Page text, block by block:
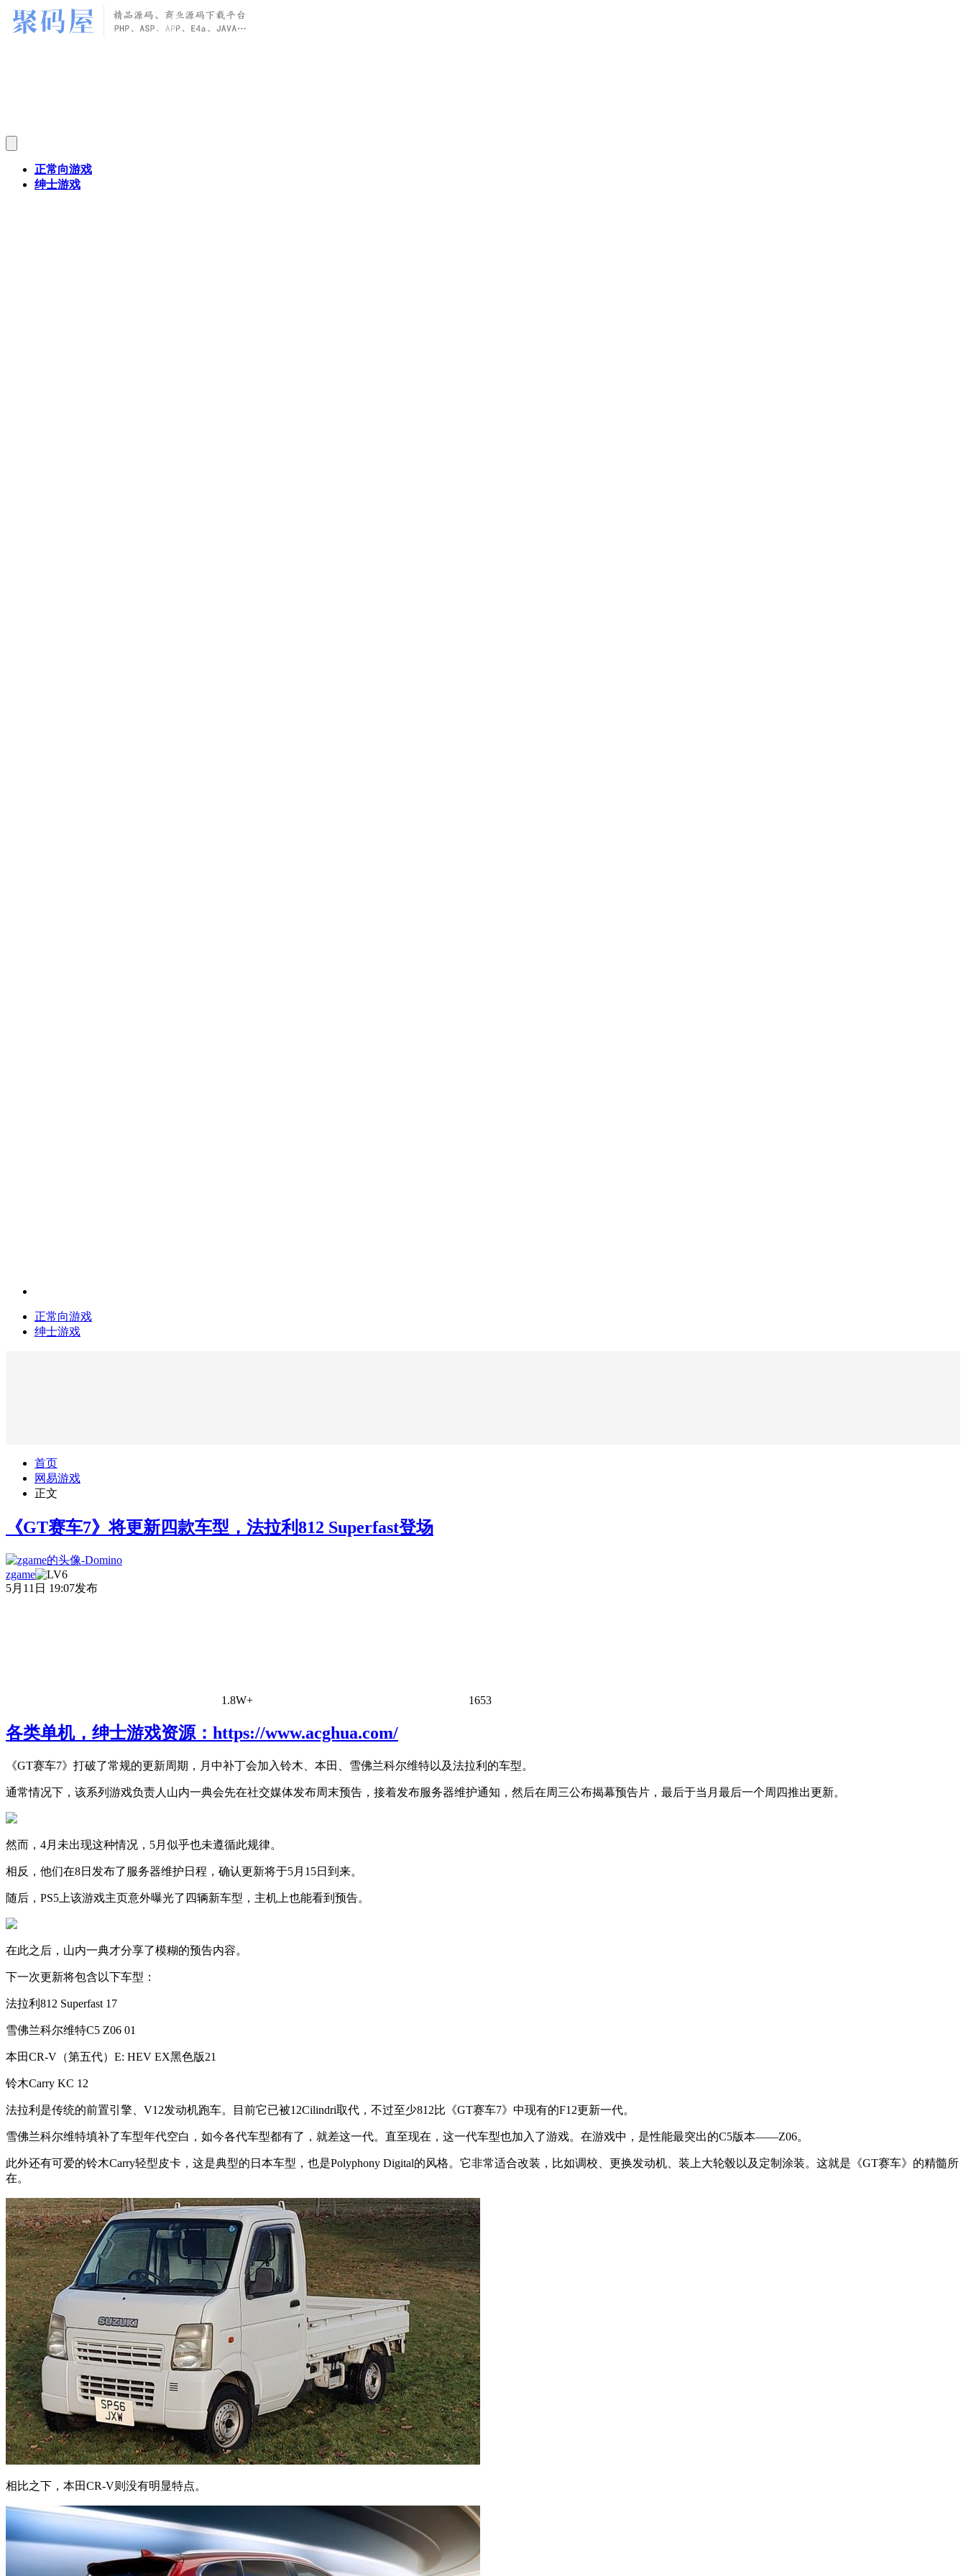
正常向游戏
绅士游戏
正常向游戏
绅士游戏
首页
网易游戏
正文
《GT赛车7》将更新四款车型，法拉利812 Superfast登场
zgame
5月11日 19:07发布
1.8W+ 1653
各类单机，绅士游戏资源：https://www.acghua.com/
《GT赛车7》打破了常规的更新周期，月中补丁会加入铃木、本田、雪佛兰科尔维特以及法拉利的车型。
通常情况下，该系列游戏负责人山内一典会先在社交媒体发布周末预告，接着发布服务器维护通知，然后在周三公布揭幕预告片，最后于当月最后一个周四推出更新。
然而，4月未出现这种情况，5月似乎也未遵循此规律。
相反，他们在8日发布了服务器维护日程，确认更新将于5月15日到来。
随后，PS5上该游戏主页意外曝光了四辆新车型，主机上也能看到预告。
在此之后，山内一典才分享了模糊的预告内容。
下一次更新将包含以下车型：
法拉利812 Superfast 17
雪佛兰科尔维特C5 Z06 01
本田CR-V（第五代）E: HEV EX黑色版21
铃木Carry KC 12
法拉利是传统的前置引擎、V12发动机跑车。目前它已被12Cilindri取代，不过至少812比《GT赛车7》中现有的F12更新一代。
雪佛兰科尔维特填补了车型年代空白，如今各代车型都有了，就差这一代。直至现在，这一代车型也加入了游戏。在游戏中，是性能最突出的C5版本——Z06。
此外还有可爱的铃木Carry轻型皮卡，这是典型的日本车型，也是Polyphony Digital的风格。它非常适合改装，比如调校、更换发动机、装上大轮毂以及定制涂装。这就是《GT赛车》的精髓所
在。
相比之下，本田CR-V则没有明显特点。